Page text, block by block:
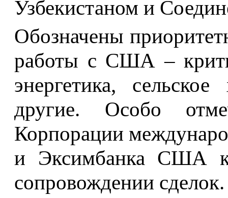
Узбекистаном и
Обозначены
работы с США –
энергетика,
другие. Особо
Корпорации
и Эксимбанка США
сопровождении сделок.